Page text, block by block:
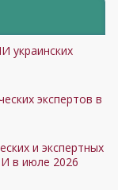
украинских
экспертов в
и экспертных
в июле 2026